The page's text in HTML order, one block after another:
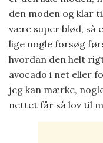
den moden og klar
være super blød, så
lige nogle forsøg
hvordan den helt
avocado i net eller
jeg kan mærke,
nettet får så lov til